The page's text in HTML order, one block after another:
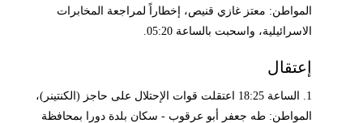
المواطن: معتز غازي قنيص، إخطاراً لمراجعة المخابرات
الاسرائيلية، واسحبت بالساعة 05:20.
إعتقال
1. الساعة 18:25 اعتقلت قوات الإحتلال على حاجز (الكنتينر)،
المواطن: طه جعفر أبو عرقوب - سكان بلدة دورا بمحافظة